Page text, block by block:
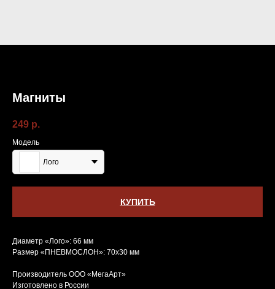
Магниты
249 р.
Модель
Лого
КУПИТЬ
Диаметр «Лого»: 66 мм
Размер «ПНЕВМОСЛОН»: 70х30 мм
Производитель ООО «МегаАрт»
Изготовлено в России